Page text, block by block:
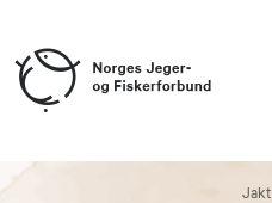
Jakt